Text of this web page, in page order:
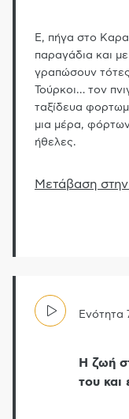
Ε, πήγα στο
παραγάδια και
γραπώσουν
Τούρκοι… τον
ταξίδευα
μια μέρα,
ήθελες.
Μετάβαση
Ενότητα
Η ζωή
του και